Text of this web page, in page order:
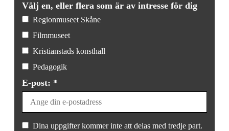
Välj en, eller flera som är av intresse för dig
Regionmuseet Skåne
Filmmuseet
Kristianstads konsthall
Pedagogik
E-post: *
Dina uppgifter kommer inte att delas med tredje part.